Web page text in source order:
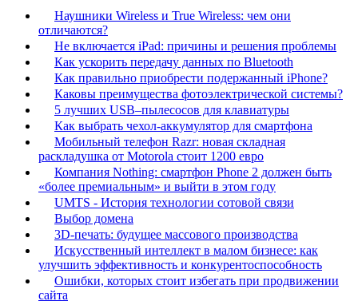
Наушники Wireless и True Wireless: чем они
отличаются?
Не включается iPad: причины и решения проблемы
Как ускорить передачу данных по Bluetooth
Как правильно приобрести подержанный iPhone?
Каковы преимущества фотоэлектрической системы?
5 лучших USB–пылесосов для клавиатуры
Как выбрать чехол-аккумулятор для смартфона
Мобильный телефон Razr: новая складная
раскладушка от Motorola стоит 1200 евро
Компания Nothing: смартфон Phone 2 должен быть
«более премиальным» и выйти в этом году
UMTS - История технологии сотовой связи
Выбор домена
3D-печать: будущее массового производства
Искусственный интеллект в малом бизнесе: как
улучшить эффективность и конкурентоспособность
Ошибки, которых стоит избегать при продвижении
сайта